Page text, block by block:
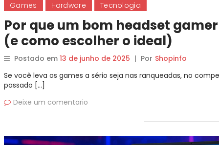
Games Hardware Tecnologia
Por que um bom headset
(e como escolher o ideal)
Postado em 13 de junho de 2025 | Por Shopinfo
Se você leva os games a sério seja nas ranqueadas, no
passado […]
Deixe um comentario